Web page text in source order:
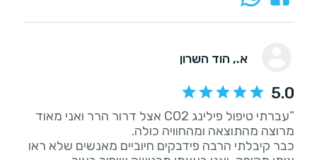
א., הוד השרון
5.0
“עברתי טיפול פילינג CO2 אצל דרור הרר ואני מאוד
כבר קיבלתי הרבה פידבקים חיוביים מאנשים שלא ראו